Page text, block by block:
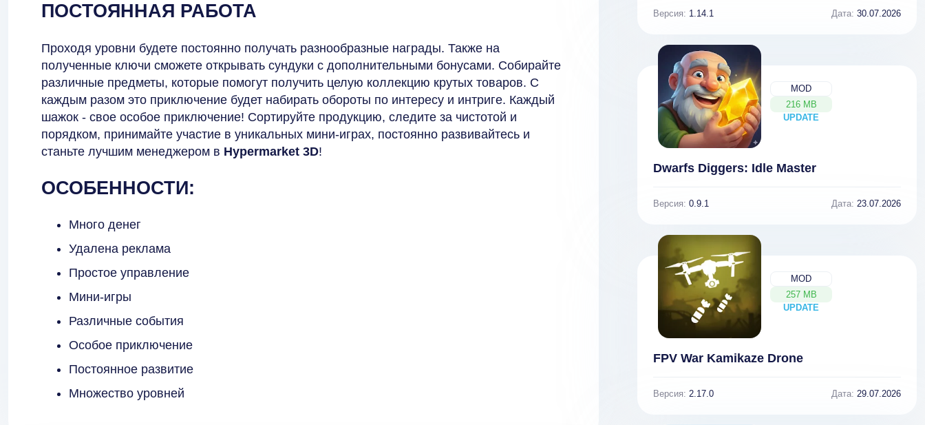
ПОСТОЯННАЯ РАБОТА
Проходя уровни будете постоянно получать разнообразные награды. Также на
полученные ключи сможете открывать сундуки с дополнительными бонусами. Собирайте
различные предметы, которые помогут получить целую коллекцию крутых товаров. С
каждым разом это приключение будет набирать обороты по интересу и интриге. Каждый
шажок - свое особое приключение! Сортируйте продукцию, следите за чистотой и
порядком, принимайте участие в уникальных мини-играх, постоянно развивайтесь и
станьте лучшим менеджером в Hypermarket 3D!
ОСОБЕННОСТИ:
Много денег
Удалена реклама
Простое управление
Мини-игры
Различные события
Особое приключение
Постоянное развитие
Множество уровней
Версия: 1.14.1 Дата: 30.07.2026
MOD
216 MB
UPDATE
NEW
Dwarfs Diggers: Idle Master
Версия: 0.9.1 Дата: 23.07.2026
MOD
257 MB
UPDATE
NEW
FPV War Kamikaze Drone
Версия: 2.17.0 Дата: 29.07.2026